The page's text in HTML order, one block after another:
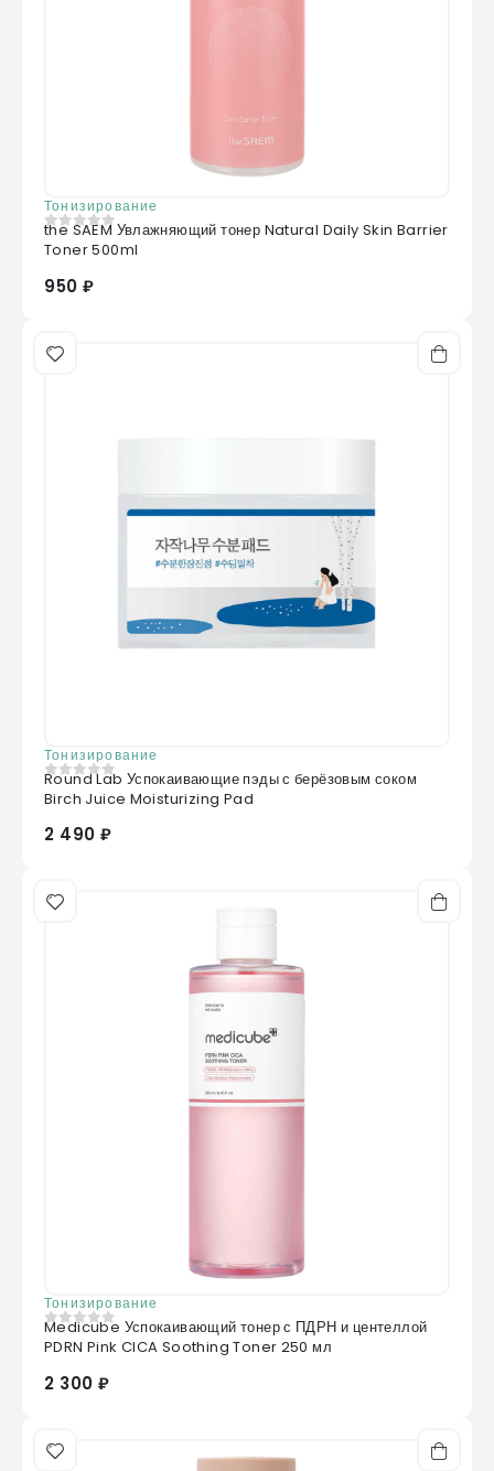
Тонизирование
0 из 5
the SAEM Увлажняющий тонер Natural Daily Skin Barrier
Toner 500ml
950 ₽
Тонизирование
0из 5
Round Lab Успокаивающие пэды с берёзовым соком
Birch Juice Moisturizing Pad
2 490 ₽
Тонизирование
0из 5
Medicube Успокаивающий тонер с ПДРН и центеллой
PDRN Pink CICA Soothing Toner 250 мл
2 300 ₽